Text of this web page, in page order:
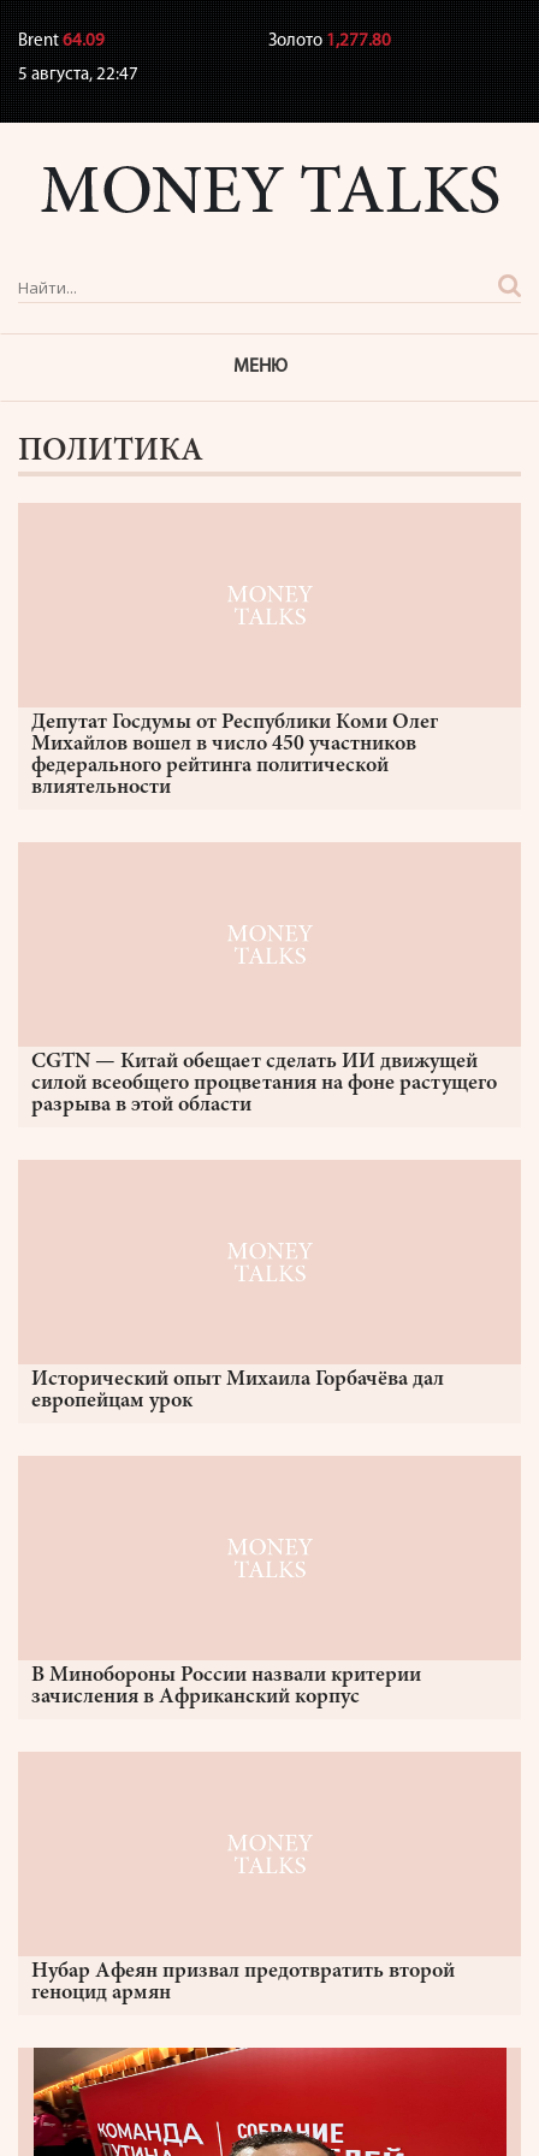
Brent64.09 Золото1,277.80
5 августа,22:47
МЕНЮ
ПОЛИТИКА
Депутат Госдумы от Республики Коми Олег
Михайлов вошел в число 450 участников
федерального рейтинга политической
влиятельности
CGTN — Китай обещает сделать ИИ движущей
силой всеобщего процветания на фоне растущего
разрыва в этой области
Исторический опыт Михаила Горбачёва дал
европейцам урок
В Минобороны России назвали критерии
зачисления в Африканский корпус
Нубар Афеян призвал предотвратить второй
геноцид армян